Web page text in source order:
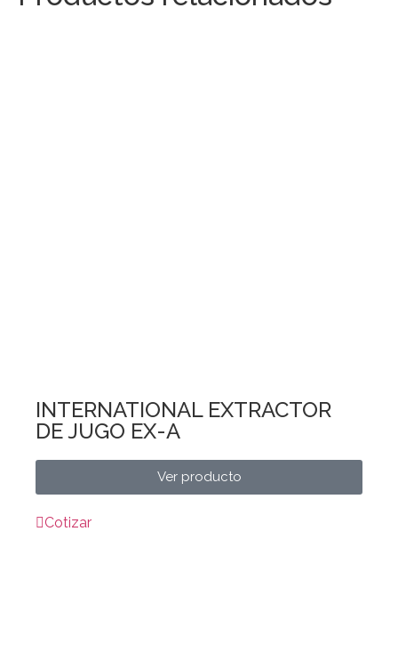
INTERNATIONAL EXTRACTOR
DE JUGO EX-A
Ver producto
Cotizar